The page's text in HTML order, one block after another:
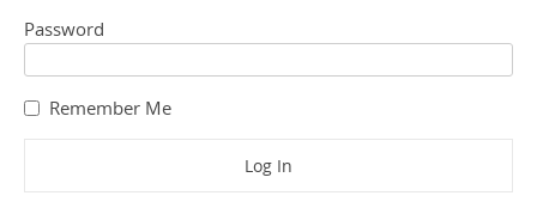
Password
Remember Me